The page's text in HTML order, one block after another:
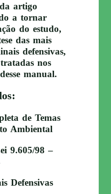
artigo
a tornar
do estudo,
das mais
defensivas,
nos
manual.
de Temas
Ambiental
9.605/98 –
Defensivas